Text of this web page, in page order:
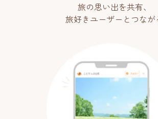
旅の思い出を共有、
旅好きユーザーとつなが